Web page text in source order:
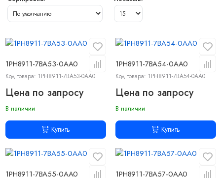
1PH8911-7BA53-0AA0
Код товара: 1PH8911-7BA53-0AA0
Цена по запросу
В наличии
Купить
1PH8911-7BA54-0AA0
Код товара: 1PH8911-7BA54-0AA0
Цена по запросу
В наличии
Купить
1PH8911-7BA55-0AA0 1PH8911-7BA57-0AA0